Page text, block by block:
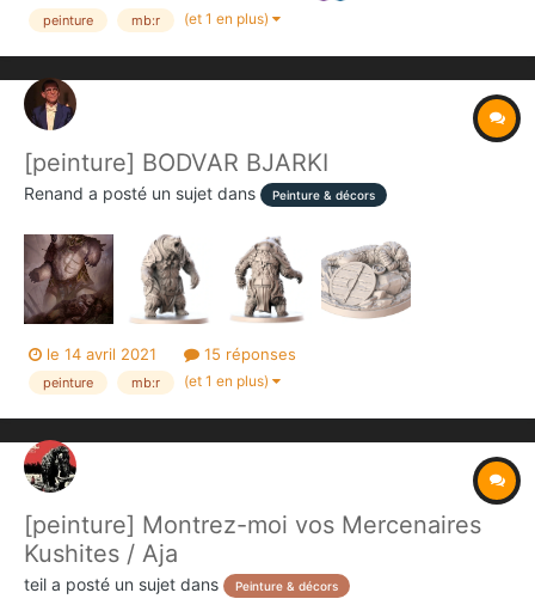
peinture mb:r (et 1 en plus)
[peinture] BODVAR BJARKI
Renand a posté un sujet dans Peinture & décors
le 14 avril 2021 15 réponses
peinture mb:r (et 1 en plus)
[peinture] Montrez-moi vos Mercenaires
Kushites / Aja
teil a posté un sujet dans Peinture & décors